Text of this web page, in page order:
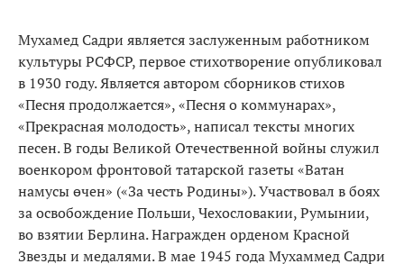
Мухамед Садри является заслуженным работником
культуры РСФСР, первое стихотворение опубликовал
в 1930 году. Является автором сборников стихов
«Песня продолжается», «Песня о коммунарах»,
«Прекрасная молодость», написал тексты многих
песен. В годы Великой Отечественной войны служил
военкором фронтовой татарской газеты «Ватан
намусы өчен» («За честь Родины»). Участвовал в боях
за освобождение Польши, Чехословакии, Румынии,
во взятии Берлина. Награжден орденом Красной
Звезды и медалями. В мае 1945 года Мухаммед Садри